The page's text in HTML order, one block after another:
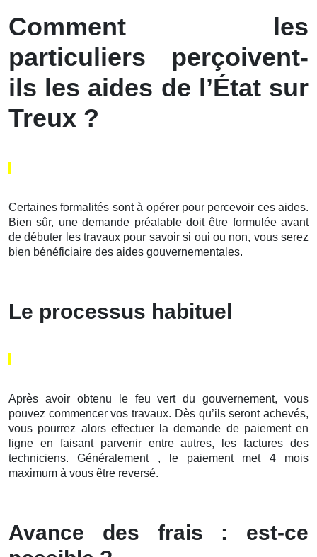
Comment les
particuliers perçoivent-
ils les aides de l’État sur
Treux ?
Certaines formalités sont à opérer pour percevoir ces aides.
Bien sûr, une demande préalable doit être formulée avant
de débuter les travaux pour savoir si oui ou non, vous serez
bien bénéficiaire des aides gouvernementales.
Le processus habituel
Après avoir obtenu le feu vert du gouvernement, vous
pouvez commencer vos travaux. Dès qu’ils seront achevés,
vous pourrez alors effectuer la demande de paiement en
ligne en faisant parvenir entre autres, les factures des
techniciens. Généralement , le paiement met 4 mois
maximum à vous être reversé.
Avance des frais : est-ce